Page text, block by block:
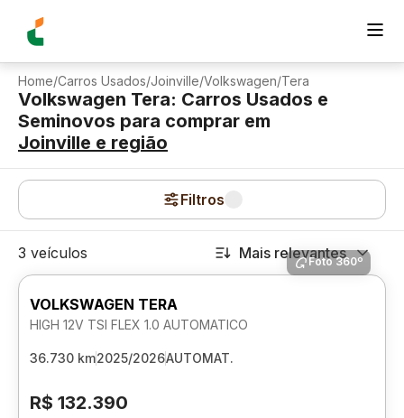
Home/Carros Usados/Joinville/Volkswagen/Tera
Volkswagen Tera: Carros Usados e
Seminovos para comprar em
Joinville e região
Filtros
3 veículos Mais relevantes
Foto 360º
VOLKSWAGEN TERA
HIGH 12V TSI FLEX 1.0 AUTOMATICO
36.730 km2025/2026AUTOMAT.
R$ 132.390